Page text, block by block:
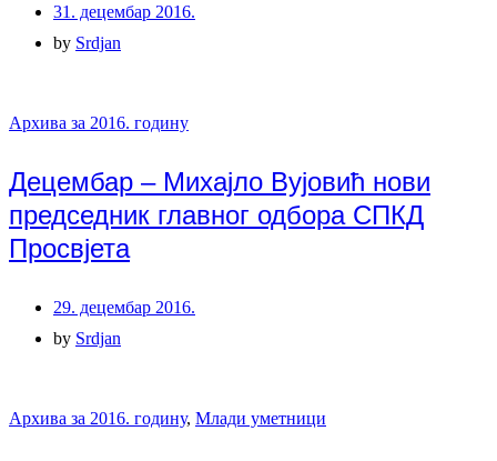
31. децембар 2016.
by Srdjan
Архива за 2016. годину
Децембар – Михајло Вујовић нови
председник главног одбора СПКД
Просвјета
29. децембар 2016.
by Srdjan
Архива за 2016. годину, Млади уметници